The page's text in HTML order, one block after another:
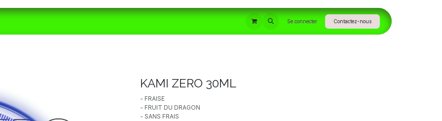
INFORMATIONS Se connecter Contactez-nous
KAMI ZERO 30ML
- FRAISE
- FRUIT DU DRAGON
- SANS FRAIS